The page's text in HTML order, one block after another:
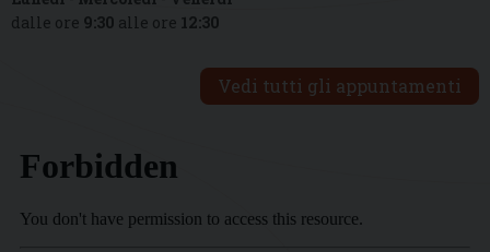
dalle ore 9:30 alle ore 12:30
Vedi tutti gli appuntamenti